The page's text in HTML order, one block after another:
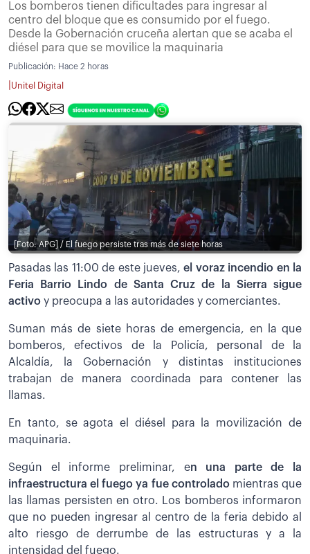
Los bomberos tienen dificultades para ingresar al
centro del bloque que es consumido por el fuego.
Desde la Gobernación cruceña alertan que se acaba el
diésel para que se movilice la maquinaria
Publicación: Hace 2 horas
Unitel Digital
[Foto: APG] / El fuego persiste tras más de siete horas
Pasadas las 11:00 de este jueves,el voraz incendio en la
Feria Barrio Lindo de Santa Cruz de la Sierra sigue
activo y preocupa a las autoridades y comerciantes.
Suman más de siete horas de emergencia, en la que
bomberos, efectivos de la Policía, personal de la
Alcaldía, la Gobernación y distintas instituciones
trabajan de manera coordinada para contener las
llamas.
En tanto, se agota el diésel para la movilización de
maquinaria.
Según el informe preliminar, en una parte de la
infraestructura el fuego ya fue controladomientras que
las llamas persisten en otro. Los bomberos informaron
que no pueden ingresar al centro de la feria debido al
alto riesgo de derrumbe de las estructuras y a la
intensidad del fuego.